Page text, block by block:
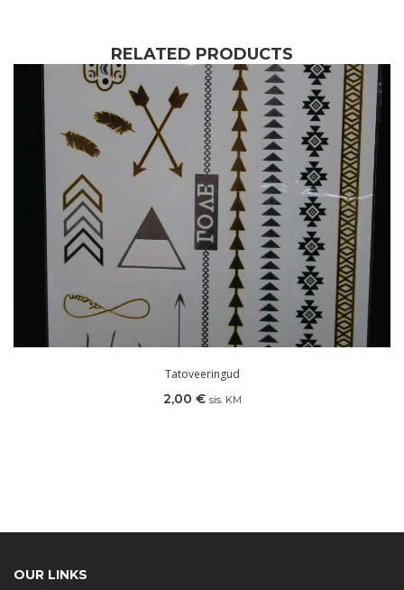
RELATED PRODUCTS
Tatoveeringud
2,00 € sis. KM
OUR LINKS